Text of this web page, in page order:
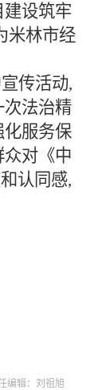
设筑牢
米林市经
传活动,
次法治精
化服务保
众对《中
认同感,
编辑：刘祖旭